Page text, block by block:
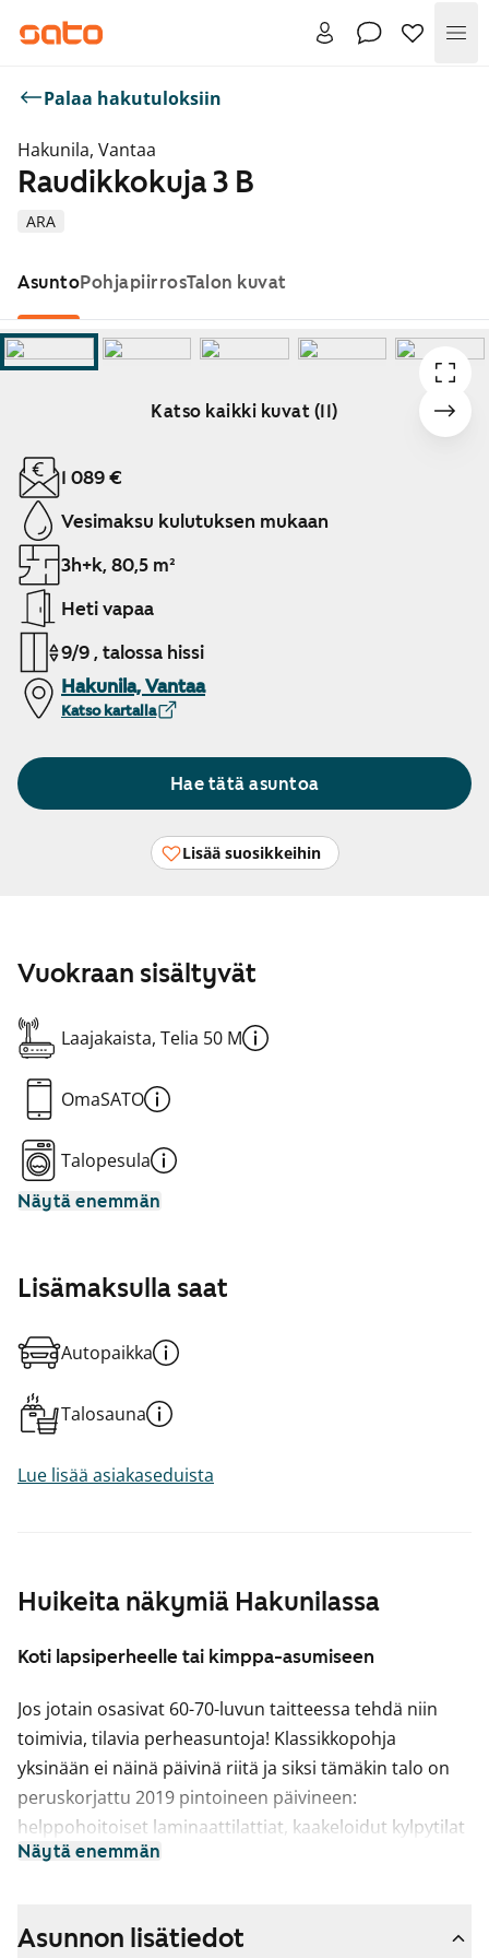
Palaa hakutuloksiin
Hakunila, Vantaa
ARA
Raudikkokuja 3 B
AsuntoPohjapiirrosTalon kuvat
Katso kaikki kuvat (11)
Näytetään dia 1 / 11
1 089 €
Vesimaksu kulutuksen mukaan
3h+k, 80,5 m²
Heti vapaa
9/9 , talossa hissi
Hakunila, Vantaa
Katso kartalla
Hae tätä asuntoa
Lisää suosikkeihin
Huikeita näkymiä Hakunilassa
Koti lapsiperheelle tai kimppa-asumiseen
Jos jotain osasivat 60-70-luvun taitteessa tehdä niin
toimivia, tilavia perheasuntoja! Klassikkopohja
yksinään ei näinä päivinä riitä ja siksi tämäkin talo on
peruskorjattu 2019 pintoineen päivineen:
helppohoitoiset laminaattilattiat, kaakeloidut kylpytilat
kestävine Kide-kalusteineen ja nätti vaaleasävyinen ja
Näytä enemmän
Vuokraan sisältyvät
Laajakaista, Telia 50 M
OmaSATO
Talopesula
Näytä enemmän
Lisämaksulla saat
Autopaikka
Talosauna
Lue lisää asiakaseduista
Asunnon lisätiedot